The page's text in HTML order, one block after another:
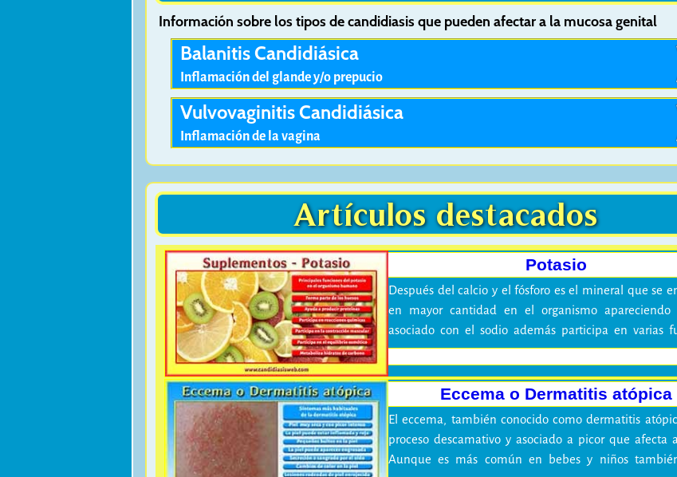
Información sobre los tipos de candidiasis que pueden afectar a la mucosa genital
Balanitis Candidiásica
Inflamación del glande y/o prepucio
Vulvovaginitis Candidiásica
Inflamación de la vagina
Artículos destacados
Potasio
Después del calcio y el fósforo es el mineral que se
en mayor cantidad en el organismo apareciendo
asociado con el sodio además participa en varias
celulares y regula el balance de agua del organismo.
Eccema o Dermatitis atópica
El eccema, también conocido como dermatitis
proceso descamativo y asociado a picor que afecta
Aunque es más común en bebes y niños